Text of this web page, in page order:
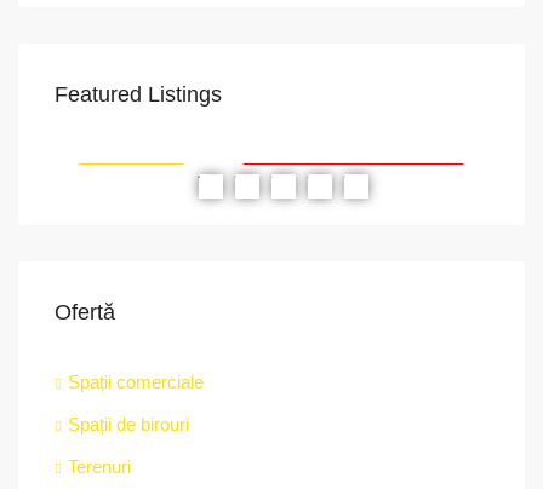
Featured Listings
PROPRIETATEA A FOST ÎNCHIRIATĂ
Ofertă
Spații comerciale
Spații de birouri
Terenuri